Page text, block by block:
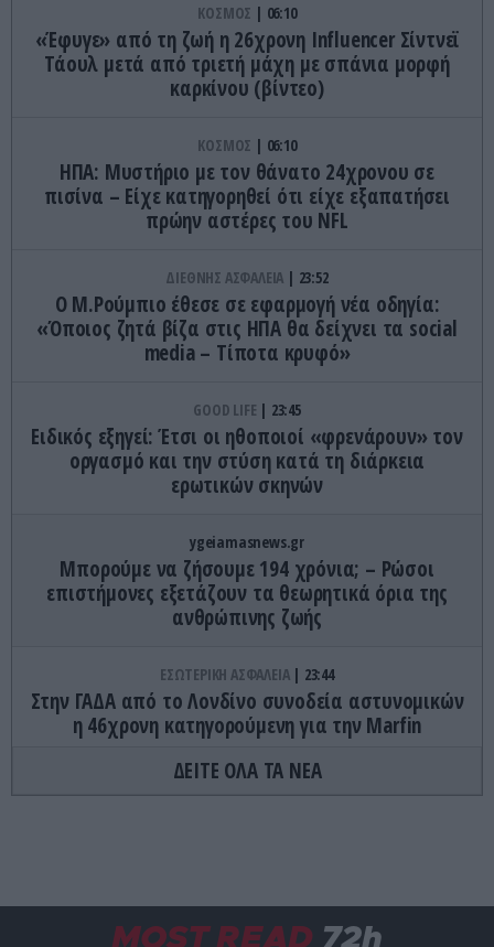
ΚΟΣΜΟΣ 06:10
«Έφυγε» από τη ζωή η 26χρονη Ιnfluencer Σίντνεϊ
Τάουλ μετά από τριετή μάχη με σπάνια μορφή
καρκίνου (βίντεο)
ΚΟΣΜΟΣ 06:10
ΗΠΑ: Mυστήριο με τον θάνατο 24χρονου σε
πισίνα – Είχε κατηγορηθεί ότι είχε εξαπατήσει
πρώην αστέρες του NFL
ΔΙΕΘΝΗΣ ΑΣΦΑΛΕΙΑ 23:52
Ο Μ.Ρούμπιο έθεσε σε εφαρμογή νέα οδηγία:
«Όποιος ζητά βίζα στις ΗΠΑ θα δείχνει τα social
media – Τίποτα κρυφό»
GOOD LIFE 23:45
Ειδικός εξηγεί: Έτσι οι ηθοποιοί «φρενάρουν» τον
οργασμό και την στύση κατά τη διάρκεια
ερωτικών σκηνών
ygeiamasnews.gr
Μπορούμε να ζήσουμε 194 χρόνια; – Ρώσοι
επιστήμονες εξετάζουν τα θεωρητικά όρια της
ανθρώπινης ζωής
ΕΣΩΤΕΡΙΚΗ ΑΣΦΑΛΕΙΑ 23:44
Στην ΓΑΔΑ από το Λονδίνο συνοδεία αστυνομικών
η 46χρονη κατηγορούμενη για την Marfin
ΕΣΩΤΕΡΙΚΗ ΑΣΦΑΛΕΙΑ 23:34
ΔΕΙΤΕ ΟΛΑ ΤΑ ΝΕΑ
MOST READ 72h